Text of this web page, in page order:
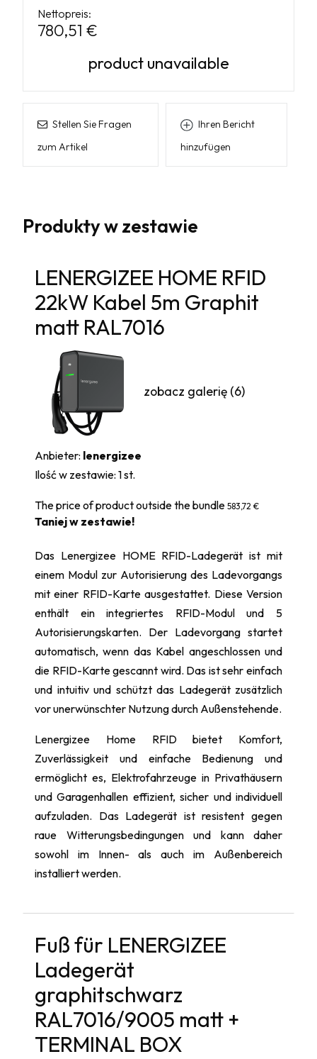
Nettopreis:
780,51 €
product unavailable
Stellen Sie Fragen
zum Artikel
Ihren Bericht
hinzufügen
Produkty w zestawie
LENERGIZEE HOME RFID
22kW Kabel 5m Graphit
matt RAL7016
zobacz galerię (6)
Anbieter: lenergizee
Ilość w zestawie: 1st.
The price of product outside the bundle 583,72 €
Taniej w zestawie!
Das Lenergizee HOME RFID-Ladegerät ist mit
einem Modul zur Autorisierung des Ladevorgangs
mit einer RFID-Karte ausgestattet. Diese Version
enthält ein integriertes RFID-Modul und 5
Autorisierungskarten. Der Ladevorgang startet
automatisch, wenn das Kabel angeschlossen und
die RFID-Karte gescannt wird. Das ist sehr einfach
und intuitiv und schützt das Ladegerät zusätzlich
vor unerwünschter Nutzung durch Außenstehende.
Lenergizee Home RFID bietet Komfort,
Zuverlässigkeit und einfache Bedienung und
ermöglicht es, Elektrofahrzeuge in Privathäusern
und Garagenhallen effizient, sicher und individuell
aufzuladen. Das Ladegerät ist resistent gegen
raue Witterungsbedingungen und kann daher
sowohl im Innen- als auch im Außenbereich
installiert werden.
Fuß für LENERGIZEE
Ladegerät
graphitschwarz
RAL7016/9005 matt +
TERMINAL BOX